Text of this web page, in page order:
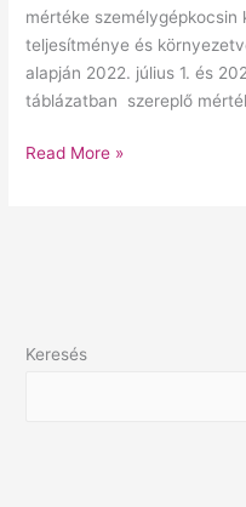
mértéke
teljesítménye és
alapján 2022. július 1. és
táblázatban szereplő
Read More »
Keresés